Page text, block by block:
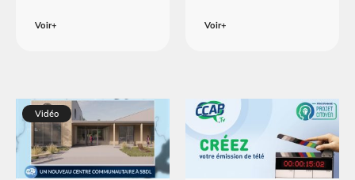
Voir+ Voir+
Vidéo